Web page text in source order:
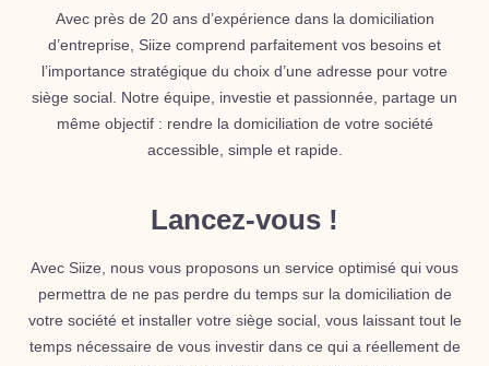
Avec près de 20 ans d’expérience dans la domiciliation
d’entreprise, Siize comprend parfaitement vos besoins et
l’importance stratégique du choix d’une adresse pour votre
siège social. Notre équipe, investie et passionnée, partage un
même objectif : rendre la domiciliation de votre société
accessible, simple et rapide.
Lancez-vous !
Avec Siize, nous vous proposons un service optimisé qui vous
permettra de ne pas perdre du temps sur la domiciliation de
votre société et installer votre siège social, vous laissant tout le
temps nécessaire de vous investir dans ce qui a réellement de